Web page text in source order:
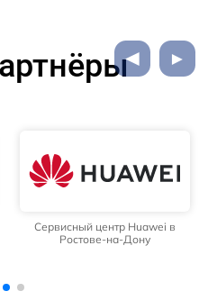
Сервисный центр Huawei в
Ростове-на-Дону